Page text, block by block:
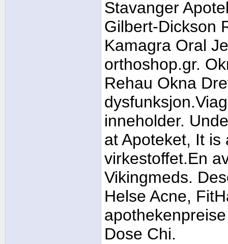
Stavanger
Gilbert-Dickson
Kamagra Oral
orthoshop.gr.
Rehau Okna
inneholder.
at Apoteket, It
virkestoffet.En
Vikingmeds.
Helse Acne,
Dose Chi.